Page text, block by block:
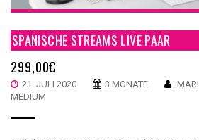
SPANISCHE STREAMS LIVE PAAR
299,00€
21. JULI 2020 3 MONATE
MEDIUM